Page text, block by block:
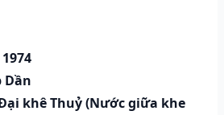
Dần
khê Thuỷ (Nước giữa khe